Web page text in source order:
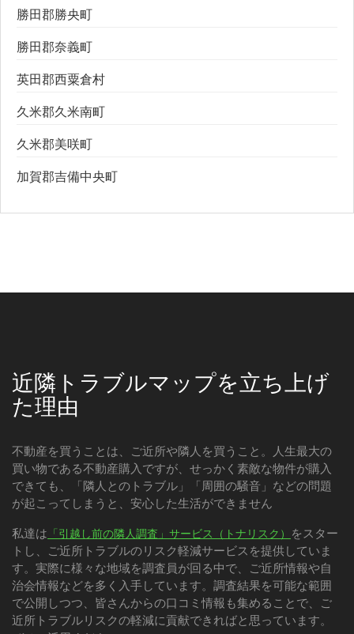
勝田郡勝央町
勝田郡奈義町
英田郡西粟倉村
久米郡久米南町
久米郡美咲町
加賀郡吉備中央町
近隣トラブルマップを立ち上げ
た理由
不動産を買うことは、ご近所や隣人を買うこと。人生最大の
買い物である不動産購入ですが、せっかく素敵な物件が購入
できても、「隣人とのトラブル」「周囲の騒音」などの問題
が起こってしまうと、安心した生活ができません
私達は 「引越し前の隣人調査」サービス（トナリスク） をスター
トし、ご近所トラブルのリスク軽減サービスを提供していま
す。実際に様々な地域を調査員が回る中で、ご近所情報や自
治会情報などを多く入手しています。調査結果を可能な範囲
で公開しつつ、皆さんからの口コミ情報も集めることで、ご
近所トラブルリスクの軽減に貢献できればと思っています。